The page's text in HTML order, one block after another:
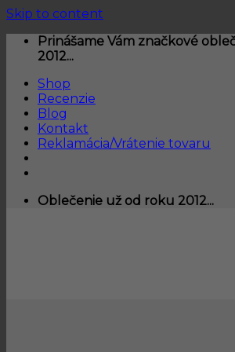
Skip to content
Prinášame Vám značkové
2012...
Shop
Recenzie
Blog
Kontakt
Reklamácia/Vrátenie tovaru
Oblečenie už od roku 2012...